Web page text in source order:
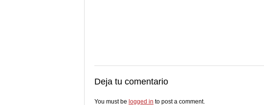
Deja tu comentario
You must be logged in to post a comment.